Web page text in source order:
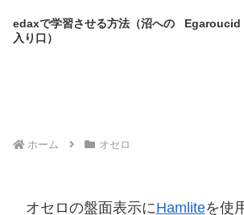
edaxで学習させる方法（沼への
入り口）
Egaroucid
ホーム オセロ
オセロの盤面表示にHamliteを使